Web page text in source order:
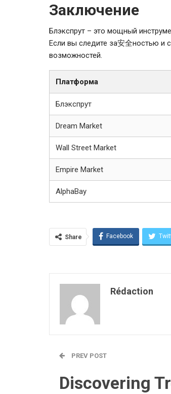
Заключение
Блэкспрут – это мощный
Если вы следите за安全ностью и
возможностей.
Платформа
Блэкспрут
Dream Market
Wall Street Market
Empire Market
AlphaBay
Share Facebook
Rédaction
PREV POST
Discovering